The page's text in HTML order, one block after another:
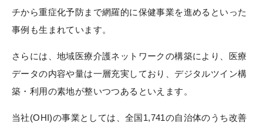
チから重症化予防まで網羅的に保健事業を進めるといった
事例も生まれています。
さらには、地域医療介護ネットワークの構築により、医療
データの内容や量は一層充実しており、デジタルツイン構
築・利用の素地が整いつつあるといえます。
当社(OHI)の事業としては、全国1,741の自治体のうち改善